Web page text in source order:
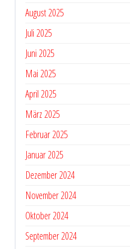
August 2025
Juli 2025
Juni 2025
Mai 2025
April 2025
März 2025
Februar 2025
Januar 2025
Dezember 2024
November 2024
Oktober 2024
September 2024